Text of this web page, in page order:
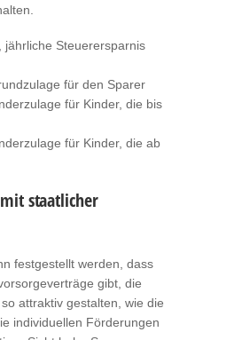
jährliche Steuerersparnis
für den Sparer
für Kinder, die bis
für Kinder, die ab
staatlicher
festgestellt werden, dass
gibt, die
attraktiv gestalten, wie die
individuellen Förderungen